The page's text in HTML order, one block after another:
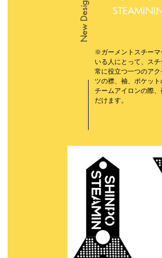
New Design
※ガーメントスチーマ
いる人にとって、スチ
常に役立つ一つのアク
ツの襟、袖、ポケット
チームアイロンの際、
だけます。